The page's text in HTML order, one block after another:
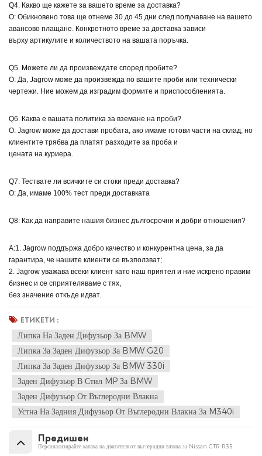
Q4. Какво ще кажете за вашето време за доставка?
О: Обикновено това ще отнеме 30 до 45 дни след получаване на вашето
авансово плащане. Конкретното време за доставка зависи
върху артикулите и количеството на вашата поръчка.
Q5. Можете ли да произвеждате според пробите?
О: Да, Jagrow може да произвежда по вашите проби или технически
чертежи. Ние можем да изградим формите и приспособленията.
Q6. Каква е вашата политика за вземане на проби?
О: Jagrow може да достави пробата, ако имаме готови части на склад, но
клиентите трябва да платят разходите за проба и
цената на куриера.
Q7. Тествате ли всичките си стоки преди доставка?
О: Да, имаме 100% тест преди доставката
Q8: Как да направите нашия бизнес дългосрочни и добри отношения?
A:1. Jagrow поддържа добро качество и конкурентна цена, за да
гарантира, че нашите клиенти се възползват;
2. Jagrow уважава всеки клиент като наш приятел и ние искрено правим
бизнес и се сприятеляваме с тях,
без значение откъде идват.
ЕТИКЕТИ :
Липка На Заден Дифузьор За BMW
Липка За Заден Дифузьор За BMW G20
Липка За Заден Дифузьор За BMW 330i
Заден Дифузьор В Стил MP За BMW
Заден Дифузьор От Въглеродни Влакна
Устна На Задния Дифузьор От Въглеродни Влакна За M340i
Предишен
Персонализирайте капака на двигателя от въглеродни влакна за Nissan GTR R35